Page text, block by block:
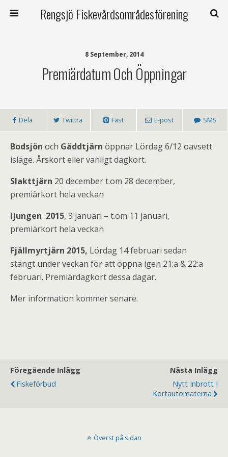
Rengsjö Fiskevårdsområdesförening
8 September, 2014
Premiärdatum Och Öppningar
Dela Twittra Fäst E-post SMS
Bodsjön och Gäddtjärn öppnar Lördag 6/12 oavsett
isläge. Årskort eller vanligt dagkort.
Slakttjärn 20 december t.om 28 december,
premiärkort hela veckan
Ijungen 2015, 3 januari – t.om 11 januari,
premiärkort hela veckan
Fjällmyrtjärn 2015, Lördag 14 februari sedan
stängt under veckan för att öppna igen 21:a & 22:a
februari. Premiärdagkort dessa dagar.
Mer information kommer senare.
Föregående Inlägg
Fiskeförbud
Nästa Inlägg
Nytt Inbrott I
Kortautomaterna
Överst på sidan